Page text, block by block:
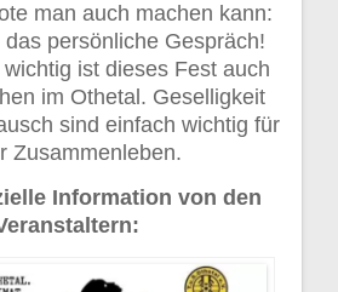
man auch machen kann:
persönliche Gespräch!
ist dieses Fest auch
im Othetal. Geselligkeit
sind einfach wichtig für
Zusammenleben.
Information von den